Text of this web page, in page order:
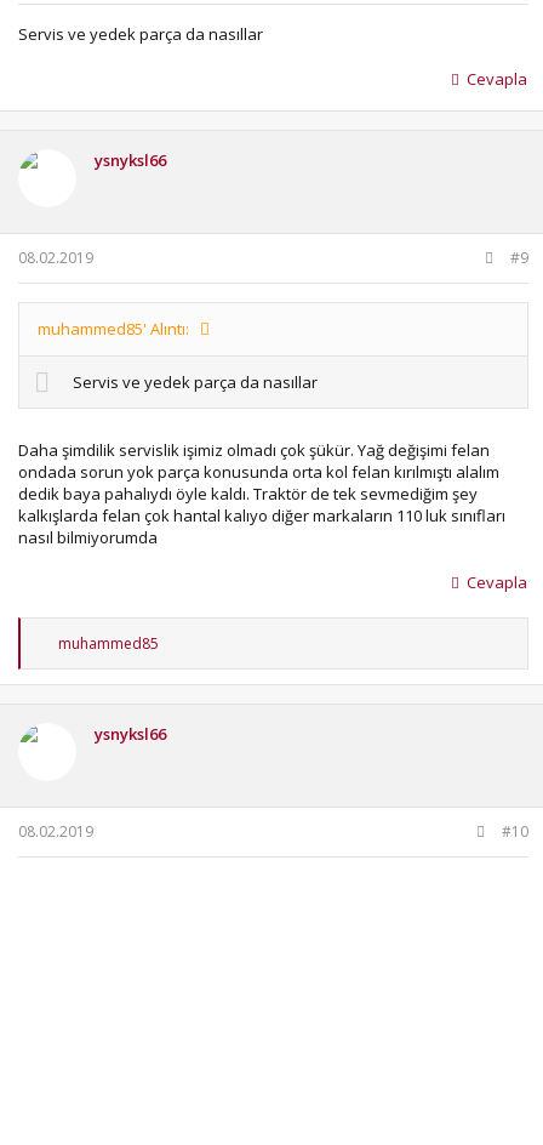
Servis ve yedek parça da nasıllar
Cevapla
ysnyksl66
08.02.2019 #9
muhammed85' Alıntı:
Servis ve yedek parça da nasıllar
Daha şimdilik servislik işimiz olmadı çok şükür. Yağ değişimi felan
ondada sorun yok parça konusunda orta kol felan kırılmıştı alalım
dedik baya pahalıydı öyle kaldı. Traktör de tek sevmediğim şey
kalkışlarda felan çok hantal kalıyo diğer markaların 110 luk sınıfları
nasıl bilmiyorumda
Cevapla
T
p
muhammed85
ysnyksl66
08.02.2019 #10